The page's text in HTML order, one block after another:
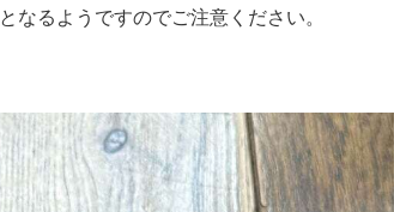
となるようですのでご注意ください。